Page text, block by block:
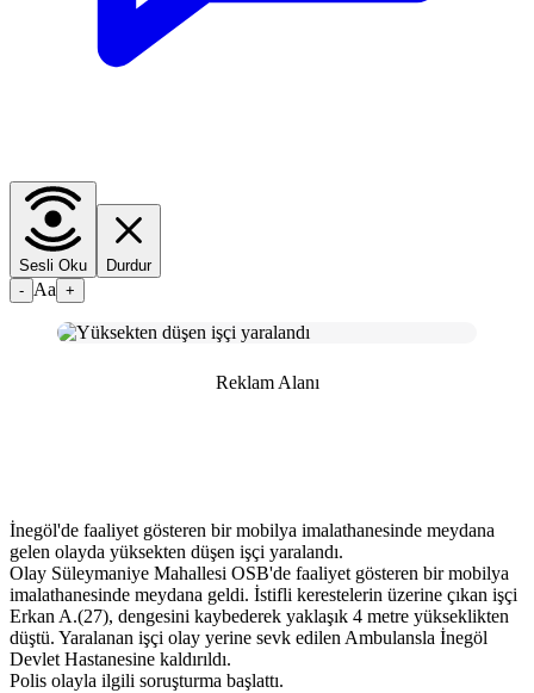
Sesli Oku
Durdur
- Aa +
Reklam Alanı
İnegöl'de faaliyet gösteren bir mobilya imalathanesinde meydana
gelen olayda yüksekten düşen işçi yaralandı.
Olay Süleymaniye Mahallesi OSB'de faaliyet gösteren bir mobilya
imalathanesinde meydana geldi. İstifli kerestelerin üzerine çıkan işçi
Erkan A.(27), dengesini kaybederek yaklaşık 4 metre yükseklikten
düştü. Yaralanan işçi olay yerine sevk edilen Ambulansla İnegöl
Devlet Hastanesine kaldırıldı.
Polis olayla ilgili soruşturma başlattı.